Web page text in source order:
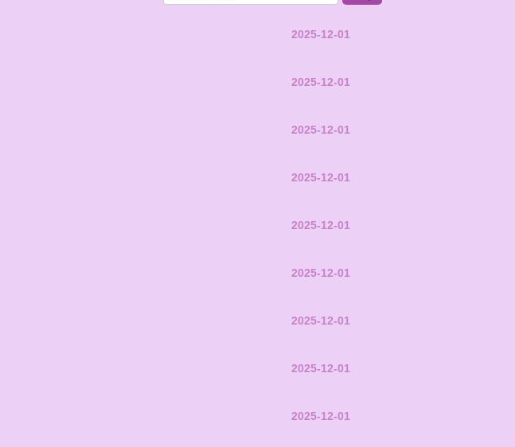
2025-12-01
2025-12-01
2025-12-01
2025-12-01
2025-12-01
2025-12-01
2025-12-01
2025-12-01
2025-12-01